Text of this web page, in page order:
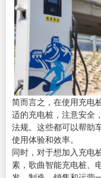
简而言之，在使用充电
适的充电桩，注意安全
法规。这些都可以帮助
使用体验和效率。
同时，对于想加入充电
素，歌曲智能充电桩、